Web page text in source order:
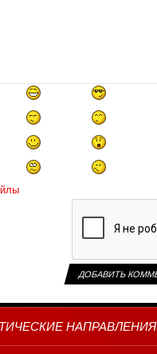
НАПРАВЛЕНИЯ